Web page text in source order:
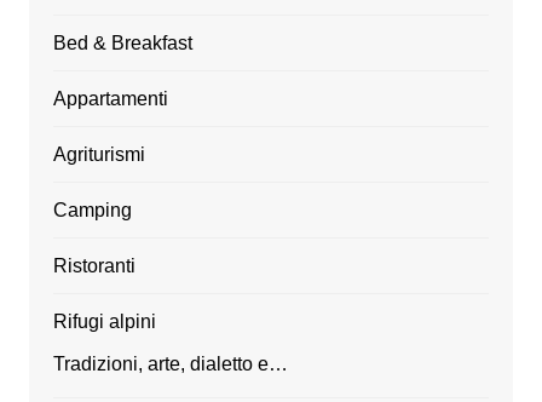
Bed & Breakfast
Appartamenti
Agriturismi
Camping
Ristoranti
Rifugi alpini
Tradizioni, arte, dialetto e…